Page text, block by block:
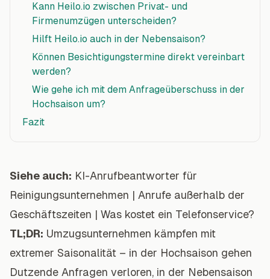
Kann Heilo.io zwischen Privat- und
Firmenumzügen unterscheiden?
Hilft Heilo.io auch in der Nebensaison?
Können Besichtigungstermine direkt vereinbart
werden?
Wie gehe ich mit dem Anfrageüberschuss in der
Hochsaison um?
Fazit
Siehe auch: KI-Anrufbeantworter für
Reinigungsunternehmen | Anrufe außerhalb der
Geschäftszeiten | Was kostet ein Telefonservice?
TL;DR: Umzugsunternehmen kämpfen mit
extremer Saisonalität – in der Hochsaison gehen
Dutzende Anfragen verloren, in der Nebensaison